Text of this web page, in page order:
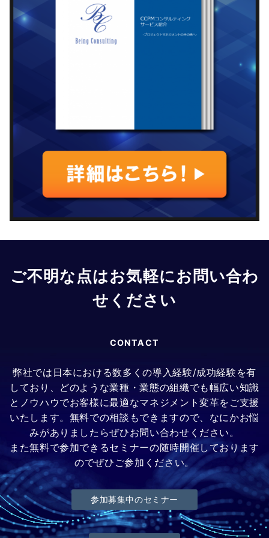
ご不明な点はお気軽にお問い合わ
せください
CONTACT
弊社では日本における数多くの導入経験/成功経験を有
しており、どのような業種・業態の組織でも幅広い知識
とノウハウでお客様に最適なマネジメント変革をご支援
いたします。無料での相談もできますので、なにかお悩
みがありましたらぜひお問い合わせください。
また無料で参加できるセミナーの随時開催しております
のでぜひご参加ください。
参加募集中のセミナー